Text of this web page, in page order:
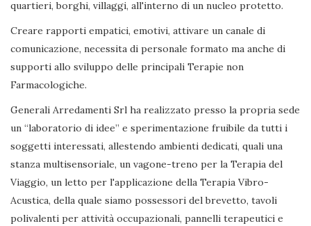
quartieri, borghi, villaggi, all'interno di un nucleo protetto.
Creare rapporti empatici, emotivi, attivare un canale di
comunicazione, necessita di personale formato ma anche di
supporti allo sviluppo delle principali Terapie non
Farmacologiche.
Generali Arredamenti Srl ha realizzato presso la propria sede
un “laboratorio di idee” e sperimentazione fruibile da tutti i
soggetti interessati, allestendo ambienti dedicati, quali una
stanza multisensoriale, un vagone-treno per la Terapia del
Viaggio, un letto per l'applicazione della Terapia Vibro-
Acustica, della quale siamo possessori del brevetto, tavoli
polivalenti per attività occupazionali, pannelli terapeutici e